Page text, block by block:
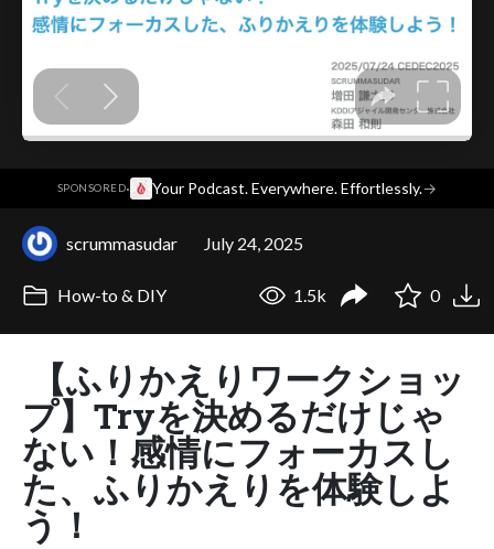
SPONSORED· Your Podcast. Everywhere. Effortlessly.→
scrummasudar July 24, 2025
How-to & DIY 1.5k 0
【ふりかえりワークショッ
プ】Tryを決めるだけじゃ
ない！感情にフォーカスし
た、ふりかえりを体験しよ
う！